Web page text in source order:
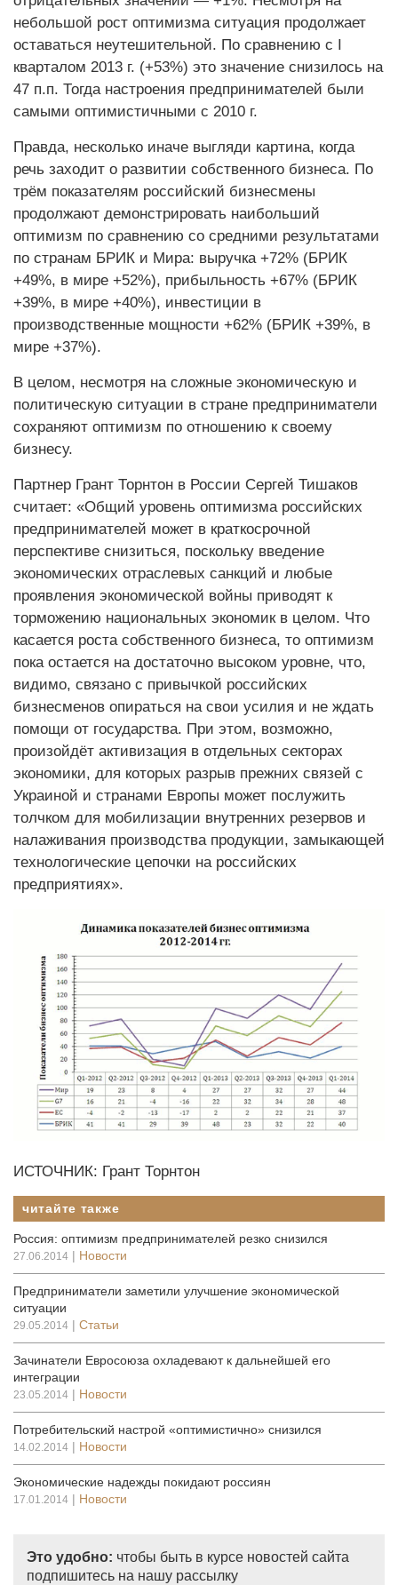
небольшой рост оптимизма ситуация продолжает
оставаться неутешительной. По сравнению с I
кварталом 2013 г. (+53%) это значение снизилось на
47 п.п. Тогда настроения предпринимателей были
самыми оптимистичными с 2010 г.
Правда, несколько иначе выгляди картина, когда
речь заходит о развитии собственного бизнеса. По
трём показателям российский бизнесмены
продолжают демонстрировать наибольший
оптимизм по сравнению со средними результатами
по странам БРИК и Мира: выручка +72% (БРИК
+49%, в мире +52%), прибыльность +67% (БРИК
+39%, в мире +40%), инвестиции в
производственные мощности +62% (БРИК +39%, в
мире +37%).
В целом, несмотря на сложные экономическую и
политическую ситуации в стране предприниматели
сохраняют оптимизм по отношению к своему
бизнесу.
Партнер Грант Торнтон в России Сергей Тишаков
считает: «Общий уровень оптимизма российских
предпринимателей может в краткосрочной
перспективе снизиться, поскольку введение
экономических отраслевых санкций и любые
проявления экономической войны приводят к
торможению национальных экономик в целом. Что
касается роста собственного бизнеса, то оптимизм
пока остается на достаточно высоком уровне, что,
видимо, связано с привычкой российских
бизнесменов опираться на свои усилия и не ждать
помощи от государства. При этом, возможно,
произойдёт активизация в отдельных секторах
экономики, для которых разрыв прежних связей с
Украиной и странами Европы может послужить
толчком для мобилизации внутренних резервов и
налаживания производства продукции, замыкающей
технологические цепочки на российских
предприятиях».
ИСТОЧНИК: Грант Торнтон
читайте также
Россия: оптимизм предпринимателей резко снизился
27.06.2014 | Новости
Предприниматели заметили улучшение экономической
ситуации
29.05.2014 | Статьи
Зачинатели Евросоюза охладевают к дальнейшей его
интеграции
23.05.2014 | Новости
Потребительский настрой «оптимистично» снизился
14.02.2014 | Новости
Экономические надежды покидают россиян
17.01.2014 | Новости
Это удобно: чтобы быть в курсе новостей сайта
подпишитесь на нашу рассылку